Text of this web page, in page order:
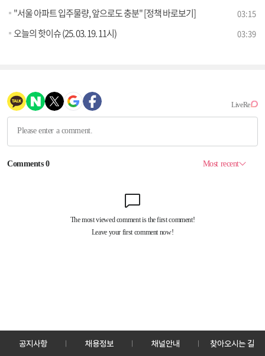
"서울 아파트 입주물량, 앞으로도 충분" [정책 바로보기] 03:15
오늘의 핫이슈 (25. 03. 19. 11시) 03:39
공지사항 채용정보 채널안내 찾아오시는 길